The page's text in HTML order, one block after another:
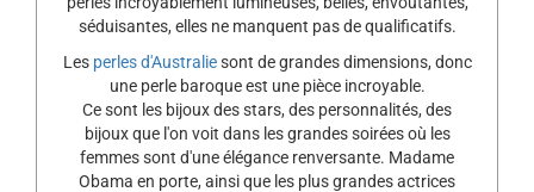
séduisantes, elles ne manquent pas de qualificatifs.
Les perles d'Australiesont de grandes dimensions, donc
une perle baroque est une pièce incroyable.
Ce sont les bijoux des stars, des personnalités, des
bijoux que l'on voit dans les grandes soirées où les
femmes sont d'une élégance renversante. Madame
Obama en porte, ainsi que les plus grandes actrices